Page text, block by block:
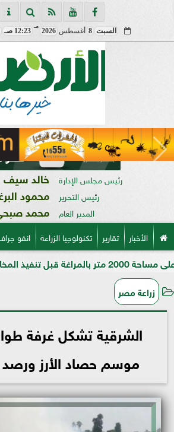
السبت 8 أغسطس 2026
مـ
12:23 صـ
رئيس مجلس الإدارة خالد سيف
رئيس التحرير محمود
المدير العام محمد
الأخبار تقارير تكنولوجيا الزراعة انفو
زراعة مصر
الشرقية تشكل غرفة
موسم حصاد الأرز ورصد